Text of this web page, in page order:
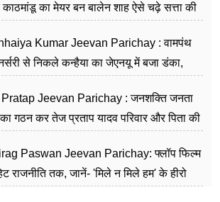
काठमांडू का मेयर बन बालेन शाह ऐसे चढ़े सत्ता की
Kumar Jeevan Parichay : वामपंथ
से निकले कन्हैया का जेएनयू में बजा डंका,
Jeevan Parichay : जनशक्ति जनता
गठन कर तेज प्रताप यादव परिवार और पिता की
Paswan Jeevan Parichay: फ्लॉप फिल्म
राजनीति तक, जानें- 'मिले न मिले हम' के हीरो